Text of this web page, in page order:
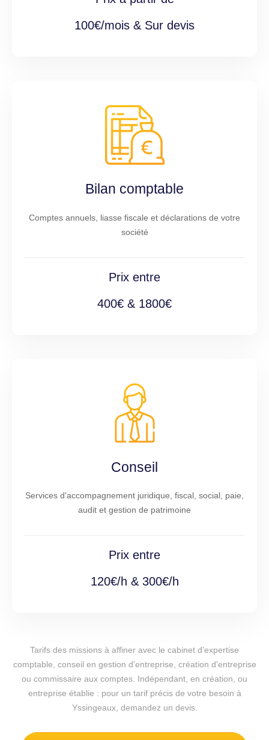
100€/mois & Sur devis
Bilan comptable
Comptes annuels, liasse fiscale et déclarations de votre
société
Prix entre
400€ & 1800€
Conseil
Services d'accompagnement juridique, fiscal, social, paie,
audit et gestion de patrimoine
Prix entre
120€/h & 300€/h
Tarifs des missions à affiner avec le cabinet d'expertise
comptable, conseil en gestion d'entreprise, création d'entreprise
ou commissaire aux comptes. Indépendant, en création, ou
entreprise établie : pour un tarif précis de votre besoin à
Yssingeaux, demandez un devis.